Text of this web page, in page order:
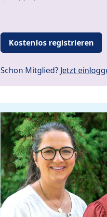
Kostenlos registrieren
Schon Mitglied? Jetzt